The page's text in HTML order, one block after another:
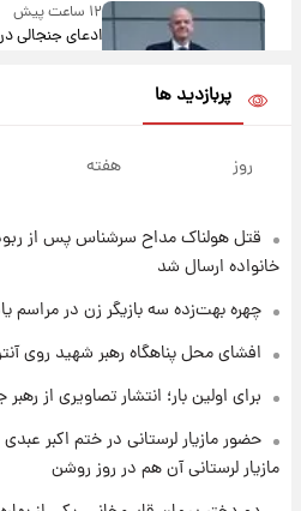
۱۲ ساعت پیش
ادعای جنجالی
آلزایمر و زوال
۱۳ ساعت پیش
۱۳ ساعت پیش
مرداد ۱۴۰۵ +جدول
۱۳ ساعت پیش
با قدرتمندترین
پربازدید ها
روز هفته
قتل هولناک مداح سرشناس پس از
خانواده ارسال شد
چهره بهت‌زده سه بازیگر زن در مراسم
افشای محل پناهگاه‌ رهبر شهید روی
برای اولین بار؛ انتشار تصاویری از
حضور مازیار لرستانی در ختم اکبر
مازیار لرستانی آن هم در روز روشن